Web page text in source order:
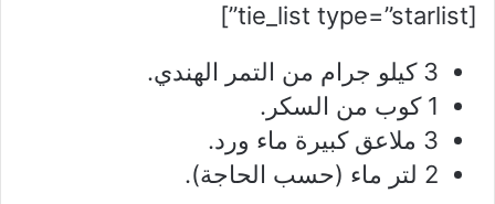
[tie_list type=”starlist”]
3 كيلو جرام من التمر الهندي.
1 كوب من السكر.
3 ملاعق كبيرة ماء ورد.
2 لتر ماء (حسب الحاجة).